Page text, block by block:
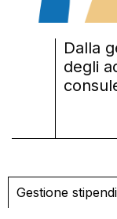
CONTATTI
MATERIALI
Dalla
degli
Gestione stipendi